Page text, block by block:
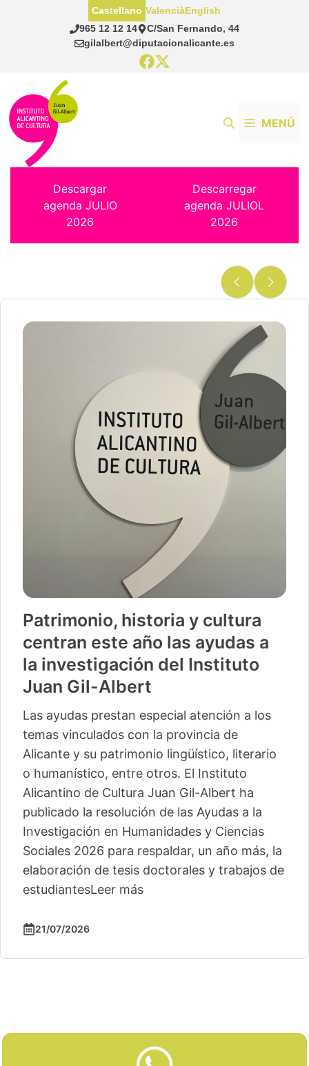
965 12 12 14
C/San Fernando, 44
gilalbert@diputacionalicante.es
Castellano ValenciàEnglish
MENÚ
Descargar
agenda JULIO
2026
Descarregar
agenda JULIOL
2026
Patrimonio, historia y cultura
centran este año las ayudas a
la investigación del Instituto
Juan Gil-Albert
Las ayudas prestan especial atención a los
temas vinculados con la provincia de
Alicante y su patrimonio lingüístico, literario
o humanístico, entre otros. El Instituto
Alicantino de Cultura Juan Gil-Albert ha
publicado la resolución de las Ayudas a la
Investigación en Humanidades y Ciencias
Sociales 2026 para respaldar, un año más, la
elaboración de tesis doctorales y trabajos de
estudiantesLeer más
21/07/2026